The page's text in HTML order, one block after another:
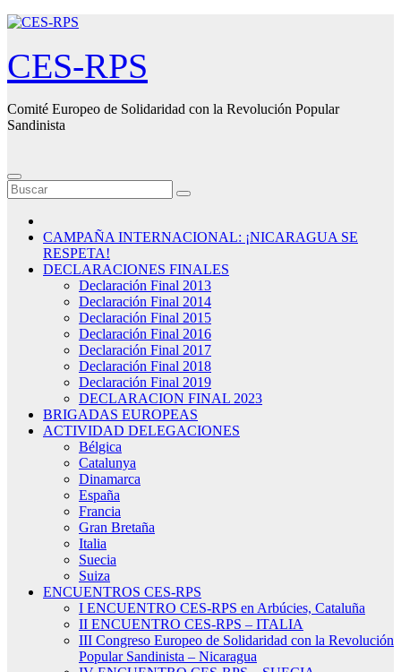
Saltar
contenido
CES-RPS
Comité Europeo de Solidaridad con la Revolución Popular
Sandinista
CAMPAÑA INTERNACIONAL: ¡NICARAGUA SE
RESPETA!
DECLARACIONES FINALES
Declaración Final 2013
Declaración Final 2014
Declaración Final 2015
Declaración Final 2016
Declaración Final 2017
Declaración Final 2018
Declaración Final 2019
DECLARACION FINAL 2023
BRIGADAS EUROPEAS
ACTIVIDAD DELEGACIONES
Bélgica
Catalunya
Dinamarca
España
Francia
Gran Bretaña
Italia
Suecia
Suiza
ENCUENTROS CES-RPS
I ENCUENTRO CES-RPS en Arbúcies, Cataluña
II ENCUENTRO CES-RPS – ITALIA
III Congreso Europeo de Solidaridad con la Revolución
Popular Sandinista – Nicaragua